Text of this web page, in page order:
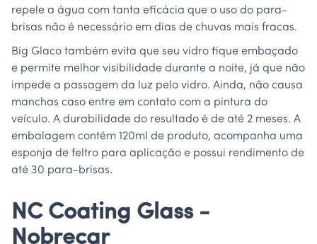
repele a água com tanta eficácia que o uso do para-
brisas não é necessário em dias de chuvas mais fracas.
Big Glaco também evita que seu vidro fique embaçado
e permite melhor visibilidade durante a noite, já que não
impede a passagem da luz pelo vidro. Ainda, não causa
manchas caso entre em contato com a pintura do
veículo. A durabilidade do resultado é de até 2 meses. A
embalagem contém 120ml de produto, acompanha uma
esponja de feltro para aplicação e possui rendimento de
até 30 para-brisas.
NC Coating Glass -
Nobrecar